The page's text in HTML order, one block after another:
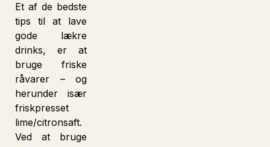
Et af de bedste
tips til at lave
gode lækre
drinks, er at
bruge friske
råvarer – og
herunder især
friskpresset
lime/citronsaft.
Ved at bruge